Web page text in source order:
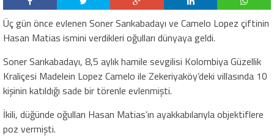
Üç gün önce evlenen Soner Sarıkabadayı ve Camelo Lopez çiftinin
Hasan Matias ismini verdikleri oğulları dünyaya geldi.
Soner Sarıkabadayı, 8,5 aylık hamile sevgilisi Kolombiya Güzellik
Kraliçesi Madelein Lopez Camelo ile Zekeriyaköy’deki villasında 10
kişinin katıldığı sade bir törenle evlenmişti.
İkili, düğünde oğulları Hasan Matias’ın ayakkabılarıyla objektiflere
poz vermişti.